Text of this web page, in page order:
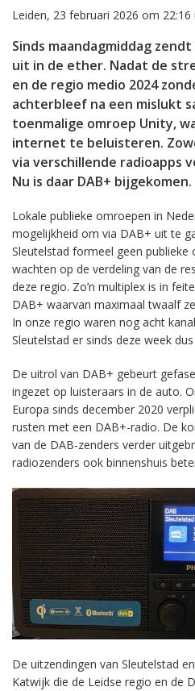
Leiden, 23 februari 2026 om
Sinds maandagmiddag
uit in de ether. Nadat de
en de regio medio 2024
achterbleef na een mislukt
toenmalige omroep Unity,
internet te beluisteren.
via verschillende radioapps
Nu is daar DAB+ bijgekomen.
Lokale publieke omroepen in
mogelijkheid om via DAB+ uit te
Sleutelstad formeel geen
wachten op de verdeling van de
deze regio. Zo’n multiplex is in
DAB+ waarvan maximaal twaalf
In onze regio waren nog acht
Sleutelstad er sinds deze week
De uitrol van DAB+ gebeurt
ingezet op luisteraars in de auto.
Europa sinds december 2020
rusten met een DAB+-radio. De
van de DAB-zenders verder
radiozenders ook binnenshuis
De uitzendingen van Sleutelstad
Katwijk die de Leidse regio en de